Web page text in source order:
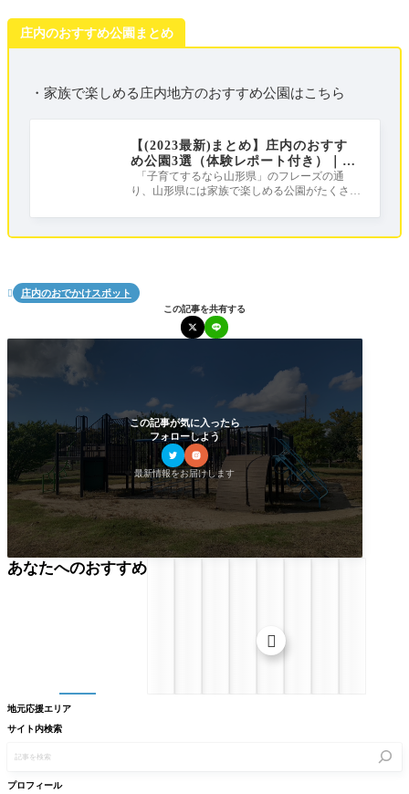
庄内のおすすめ公園まとめ
・家族で楽しめる庄内地方のおすすめ公園はこちら
【(2023最新)まとめ】庄内のおすす
め公園3選（体験レポート付き）｜庄
内は公園天国だ！！！
「子育てするなら山形県」のフレーズの通
り、山形県には家族で楽しめる公園がたくさん
 庄内のおでかけスポット
この記事を共有する
この記事が気に入ったら
フォローしよう
最新情報をお届けします
地元応援エリア
サイト内検索
検
プロフィール
あなたへのおすすめ
